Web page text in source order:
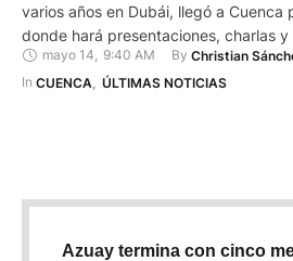
varios años en Dubái, llegó a Cuenca
donde hará presentaciones, charlas
artistas. Bautizada como Valdés Arte
ubica cerca de la panadería Santo
mayo 14, 9:40 AM By Christian
In CUENCA ÚLTIMAS NOTICIAS
Azuay termina con cinco